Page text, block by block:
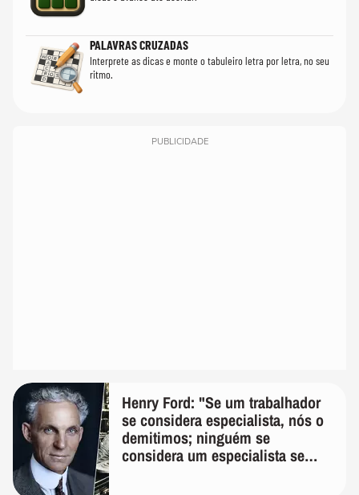
PALAVRAS CRUZADAS
Interprete as dicas e monte o tabuleiro letra por letra, no seu
ritmo.
PUBLICIDADE
Henry Ford: "Se um trabalhador
se considera especialista, nós o
demitimos; ninguém se
considera um especialista se